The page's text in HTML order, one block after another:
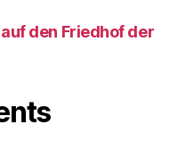
den Friedhof der